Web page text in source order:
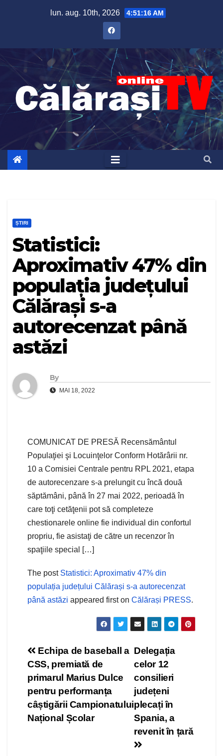
lun. aug. 10th, 2026 4:51:17 AM
ȘTIRI
Statistici:
Aproximativ 47% din
populația județului
Călărași s-a
autorecenzat până
astăzi
By
MAI 18, 2022
COMUNICAT DE PRESĂ Recensământul
Populaţiei şi Locuinţelor Conform Hotărârii nr.
10 a Comisiei Centrale pentru RPL 2021, etapa
de autorecenzare s-a prelungit cu încă două
săptămâni, până în 27 mai 2022, perioadă în
care toţi cetăţenii pot să completeze
chestionarele online fie individual din confortul
propriu, fie asistaţi de către un recenzor în
spaţiile special […]
The post Statistici: Aproximativ 47% din
populația județului Călărași s-a autorecenzat
până astăzi appeared first on Călărași PRESS.
Navigare
în
articole
Delegația
celor 12
consilieri
județeni
plecați în
Spania, a
revenit în țară
Echipa de baseball a
CSS, premiată de
primarul Marius Dulce
pentru performanța
câștigării Campionatului
Național Școlar